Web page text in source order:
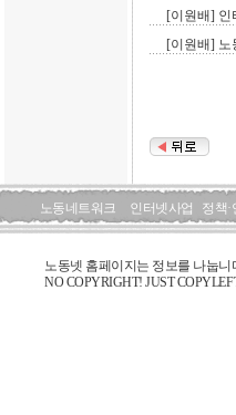
[이원배] 인
[이원배] 노
노동네트워크 인터넷사업 정책
노동넷 홈페이지는 정보를 나눕니
NO COPYRIGHT! JUST